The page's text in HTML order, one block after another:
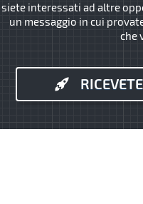
siete interessati ad altre
un messaggio in cui
che